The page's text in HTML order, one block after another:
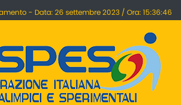
- Data: 26 settembre 2023 / Ora: 15:36:46